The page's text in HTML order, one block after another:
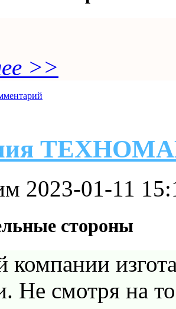
>>
2023-01-11
стороны
компании
Не смотря на